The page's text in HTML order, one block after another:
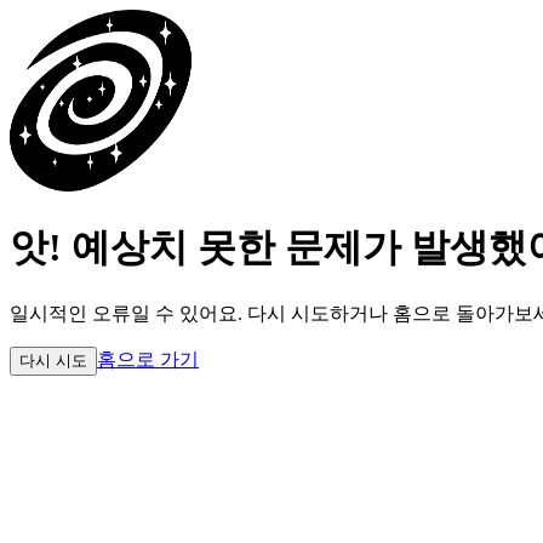
앗! 예상치 못한 문제가 발생했
일시적인 오류일 수 있어요. 다시 시도하거나 홈으로 돌아가보
다시 시도 홈으로 가기